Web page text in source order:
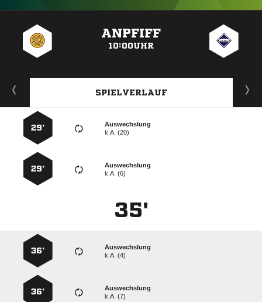
ANPFIFF
10:00UHR
SPIELVERLAUF
Auswechslung
k.A. (20)
29’
Auswechslung
k.A. (6)
29’
35'
Auswechslung
k.A. (4)
36’
Auswechslung
k.A. (7)
36’